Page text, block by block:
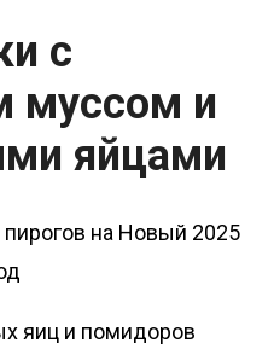
с
муссом и
яйцами
яиц и помидоров